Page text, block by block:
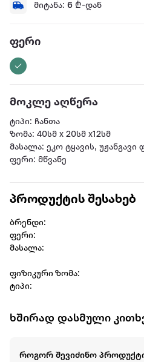
მიტანა: 6 ₾-დან
ფერი
მოკლე აღწერა
ტიპი: ჩანთა
ზომა: 40სმ x 20სმ x12სმ
მასალა: ეკო ტყავის,
ფერი: მწვანე
პროდუქტის შესახებ
ბრენდი:
ფერი:
მასალა:
ფიზიკური ზომა:
ტიპი:
ხშირად დასმული
როგორ შევიძინო